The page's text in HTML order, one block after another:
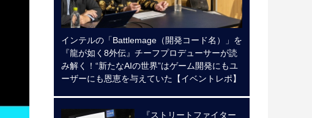
インテルの「Battlemage（開発コード名）」を
『龍が如く8外伝』チーフプロデューサーが読
み解く！“新たなAIの世界”はゲーム開発にもユ
ーザーにも恩恵を与えていた【イベントレポ】
『ストリートファイター